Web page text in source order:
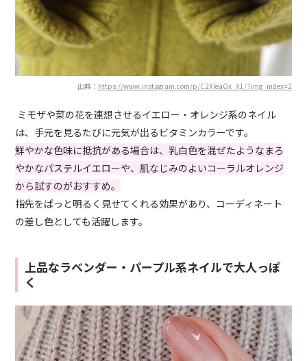
出典： https://www.instagram.com/p/C2XIeaOx_X1/?img_index=2
ミモザや菜の花を連想させるイエロー・オレンジ系のネイル
は、手元を見るたびに元気が出るビタミンカラーです。
鮮やかな色味に抵抗がある場合は、乳白色を混ぜたようなまろ
やかなパステルイエローや、肌なじみのよいコーラルオレンジ
から試すのがおすすめ。
指先をぱっと明るく見せてくれる効果があり、コーディネート
の差し色としても活躍します。
上品なラベンダー・パープル系ネイルで大人っぽ
く